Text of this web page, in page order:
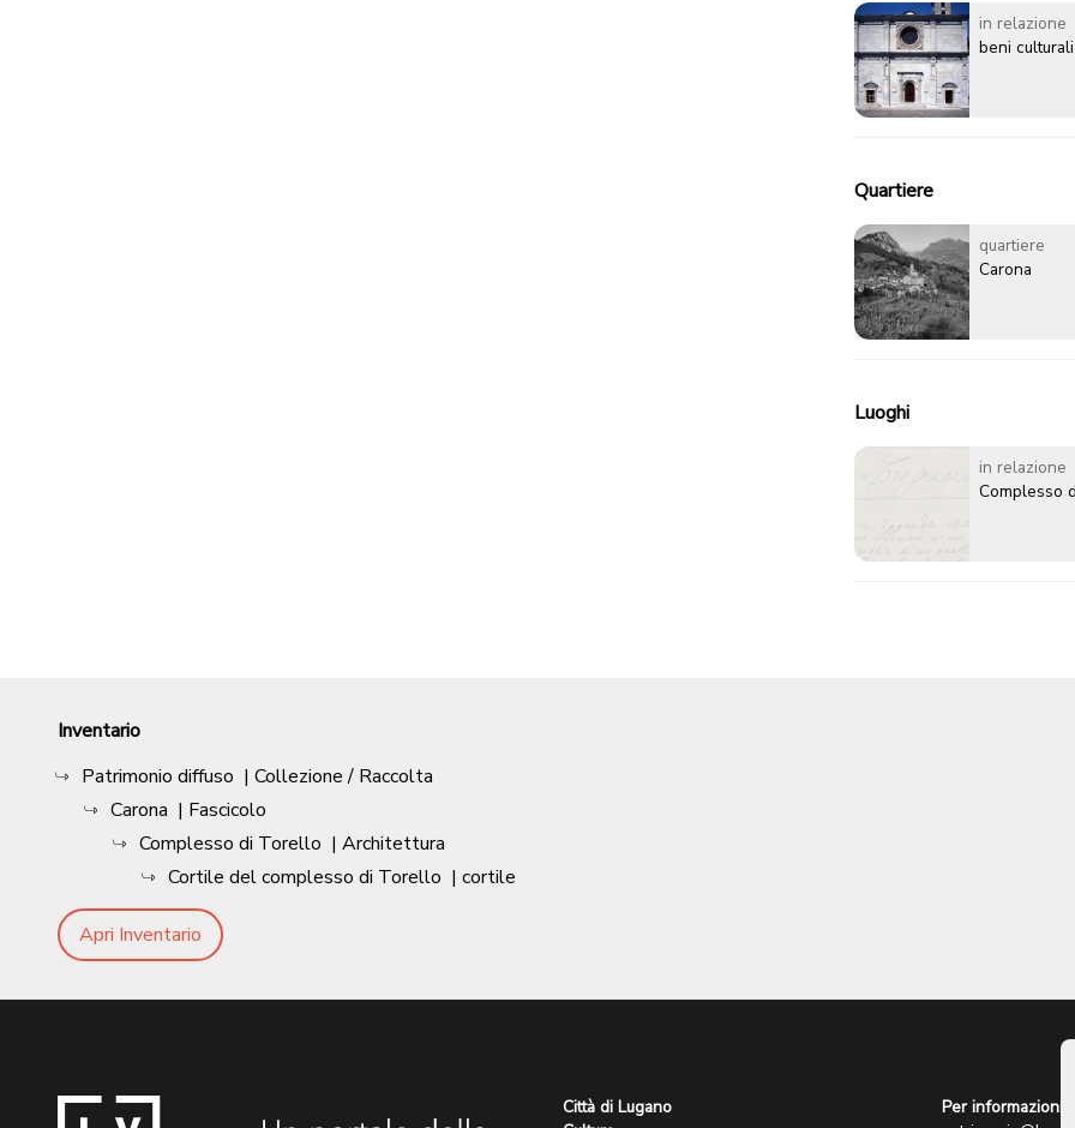
in relazione
beni
Quartiere
quartiere
Carona
Luoghi
in relazione
Complesso
Inventario
Patrimonio diffuso | Collezione / Raccolta
Carona | Fascicolo
Complesso di Torello | Architettura
Cortile del complesso di Torello | cortile
Apri Inventario
Città di Lugano
Per informazioni: